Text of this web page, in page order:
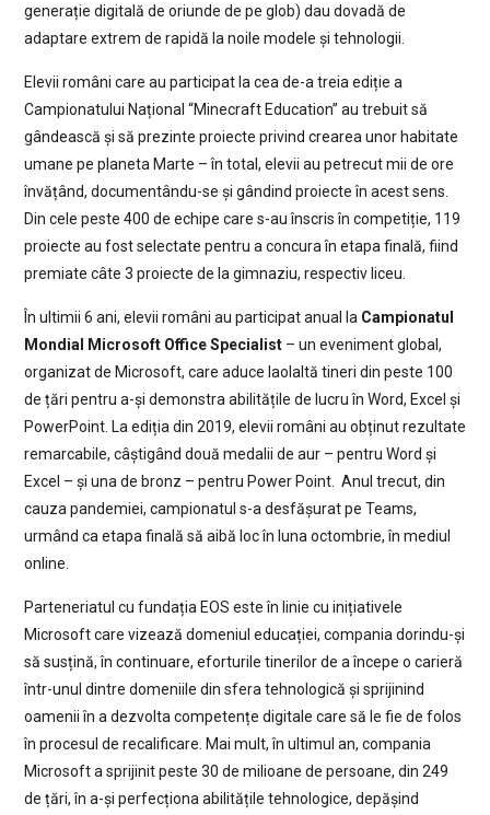
generație digitală de oriunde de pe glob) dau dovadă de
adaptare extrem de rapidă la noile modele și tehnologii.
Elevii români care au participat la cea de-a treia ediție a
Campionatului Național “Minecraft Education” au trebuit să
gândească și să prezinte proiecte privind crearea unor habitate
umane pe planeta Marte – în total, elevii au petrecut mii de ore
învățând, documentându-se și gândind proiecte în acest sens.
Din cele peste 400 de echipe care s-au înscris în competiție, 119
proiecte au fost selectate pentru a concura în etapa finală, fiind
premiate câte 3 proiecte de la gimnaziu, respectiv liceu.
În ultimii 6 ani, elevii români au participat anual la Campionatul
Mondial Microsoft Office Specialist– un eveniment global,
organizat de Microsoft, care aduce laolaltă tineri din peste 100
de țări pentru a-și demonstra abilitățile de lucru în Word, Excel și
PowerPoint. La ediția din 2019, elevii români au obținut rezultate
remarcabile, câștigând două medalii de aur – pentru Word și
Excel – și una de bronz – pentru Power Point. Anul trecut, din
cauza pandemiei, campionatul s-a desfășurat pe Teams,
urmând ca etapa finală să aibă loc în luna octombrie, în mediul
online.
Parteneriatul cu fundația EOS este în linie cu inițiativele
Microsoft care vizează domeniul educației, compania dorindu-și
să susțină, în continuare, eforturile tinerilor de a începe o carieră
într-unul dintre domeniile din sfera tehnologică și sprijinind
oamenii în a dezvolta competențe digitale care să le fie de folos
în procesul de recalificare. Mai mult, în ultimul an, compania
Microsoft a sprijinit peste 30 de milioane de persoane, din 249
de țări, în a-și perfecționa abilitățile tehnologice, depășind